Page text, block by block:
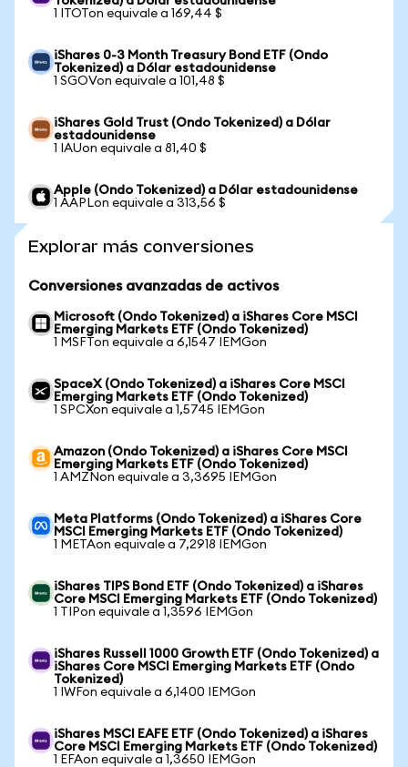
1 ITOTon equivale a 169,44 $
iShares 0-3 Month Treasury Bond ETF (Ondo
Tokenized) a Dólar estadounidense
1 SGOVon equivale a 101,48 $
iShares Gold Trust (Ondo Tokenized) a Dólar
estadounidense
1 IAUon equivale a 81,40 $
Apple (Ondo Tokenized) a Dólar estadounidense
1 AAPLon equivale a 313,56 $
Explorar más conversiones
Conversiones avanzadas de activos
Microsoft (Ondo Tokenized) a iShares Core MSCI
Emerging Markets ETF (Ondo Tokenized)
1 MSFTon equivale a 6,1547 IEMGon
SpaceX (Ondo Tokenized) a iShares Core MSCI
Emerging Markets ETF (Ondo Tokenized)
1 SPCXon equivale a 1,5745 IEMGon
Amazon (Ondo Tokenized) a iShares Core MSCI
Emerging Markets ETF (Ondo Tokenized)
1 AMZNon equivale a 3,3695 IEMGon
Meta Platforms (Ondo Tokenized) a iShares Core
MSCI Emerging Markets ETF (Ondo Tokenized)
1 METAon equivale a 7,2918 IEMGon
iShares TIPS Bond ETF (Ondo Tokenized) a iShares
Core MSCI Emerging Markets ETF (Ondo Tokenized)
1 TIPon equivale a 1,3596 IEMGon
iShares Russell 1000 Growth ETF (Ondo Tokenized) a
iShares Core MSCI Emerging Markets ETF (Ondo
Tokenized)
1 IWFon equivale a 6,1400 IEMGon
iShares MSCI EAFE ETF (Ondo Tokenized) a iShares
Core MSCI Emerging Markets ETF (Ondo Tokenized)
1 EFAon equivale a 1,3650 IEMGon